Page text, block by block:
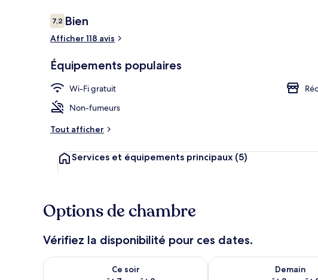
Avis
voyageurs
7,27,2 sur 10
Bien
Afficher 118 avis
Équipements populaires
Wi-Fi gratuit
Non-fumeurs
Tout afficher
Services et équipements principaux (5)
Options de chambre
Vérifiez la disponibilité pour ces dates.
Ce soir
Vérifier la disponibilité pour ce soir août 7 - août 8
Demain
Vérifier la disponibilité